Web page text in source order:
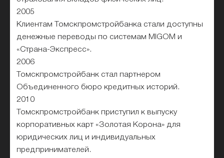
2005
Клиентам Томскпромстройбанка стали доступны
денежные переводы по системам MIGOM и
«Страна-Экспресс».
2006
Томскпромстройбанк стал партнером
Объединенного бюро кредитных историй.
2010
Томскпромстройбанк приступил к выпуску
корпоративных карт «Золотая Корона» для
юридических лиц и индивидуальных
предпринимателей.